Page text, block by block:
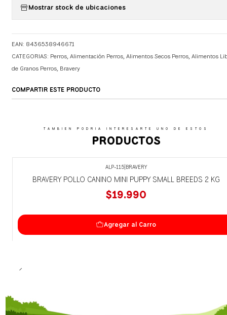
Mostrar stock de ubicaciones
EAN: 8436538946671
CATEGORIAS: Perros,Alimentación Perros,Alimentos Secos Perros,Alimentos
de Granos Perros, Bravery
COMPARTIR ESTE PRODUCTO
TAMBIEN PODRIA INTERESARTE UNO DE ESTOS
PRODUCTOS
ALP-115| BRAVERY
BRAVERY POLLO CANINO MINI PUPPY SMALL BREEDS 2 KG
$19.990
Agregar al Carro